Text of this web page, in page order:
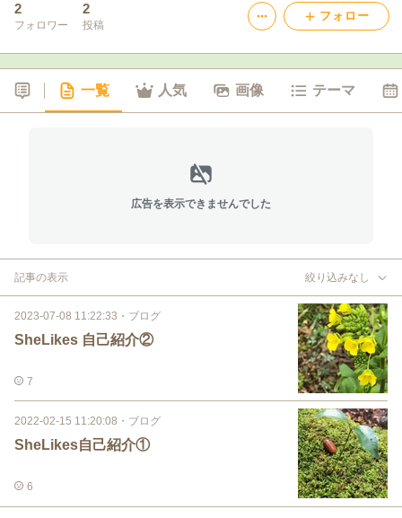
2
フォロワー
2
投稿
フォロー
一覧 人気 画像 テーマ
広告を表示できませんでした
記事の表示 絞り込みなし
2023-07-08 11:22:33 ・ ブログ
SheLikes 自己紹介②
7
2022-02-15 11:20:08 ・ ブログ
SheLikes自己紹介①
6